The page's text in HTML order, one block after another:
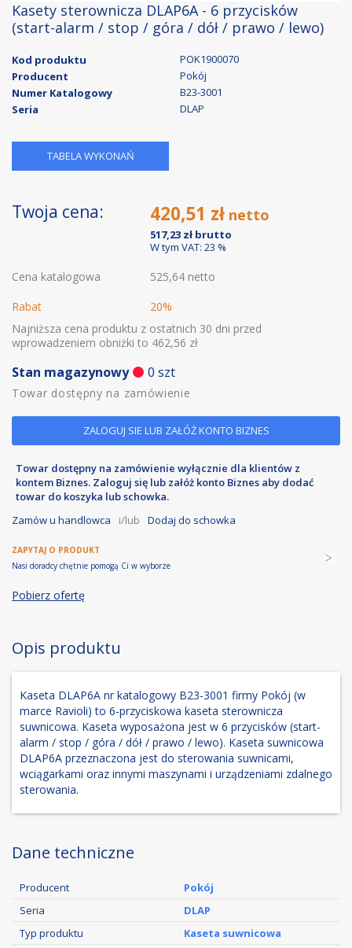
Kasety sterownicza DLAP6A - 6 przycisków
(start-alarm / stop / góra / dół / prawo / lewo)
Kod produktu
POK1900070
Producent
Pokój
Numer Katalogowy
B23-3001
Seria
DLAP
TABELA WYKONAŃ
Twoja cena: 420,51 zł
517,23 zł
W tym VAT: 23 %
Cena katalogowa
525,64 netto
Rabat
20%
Najniższa cena produktu z ostatnich 30 dni przed
wprowadzeniem obniżki to 462,56 zł
Stan magazynowy 0 szt
Towar dostępny na zamówienie
ZALOGUJ SIE LUB ZAŁÓŻ KONTO BIZNES
Towar dostępny na zamówienie wyłącznie dla klientów z
kontem Biznes. Zaloguj się lub załóż konto Biznes aby dodać
towar do koszyka lub schowka.
Zamów u handlowca
i/lub Dodaj do schowka
ZAPYTAJ O PRODUKT
Nasi doradcy chętnie pomogą Ci w wyborze
Pobierz ofertę
Opis produktu
Kaseta DLAP6A nr katalogowy B23-3001 firmy Pokój (w
marce Ravioli) to 6-przyciskowa kaseta sterownicza
suwnicowa. Kaseta wyposażona jest w 6 przycisków (start-
alarm / stop / góra / dół / prawo / lewo). Kaseta suwnicowa
DLAP6A przeznaczona jest do sterowania suwnicami,
wciągarkami oraz innymi maszynami i urządzeniami zdalnego
sterowania.
Dane techniczne
Producent
Pokój
Seria
DLAP
Typ produktu
Kaseta suwnicowa